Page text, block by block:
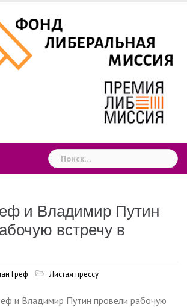
Найти:
и Владимир Путин
встречу в
Греф Листая прессу
и Владимир Путин провели рабочую